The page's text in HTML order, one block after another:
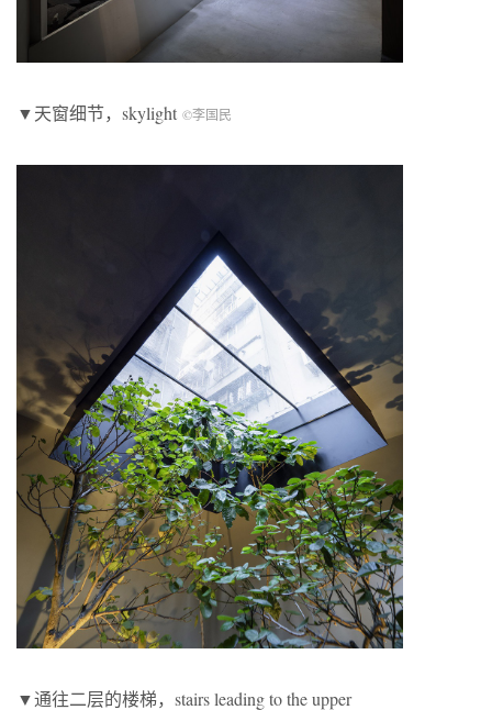
▼天窗细节，skylight ©李国民
▼通往二层的楼梯，stairs leading to the upper